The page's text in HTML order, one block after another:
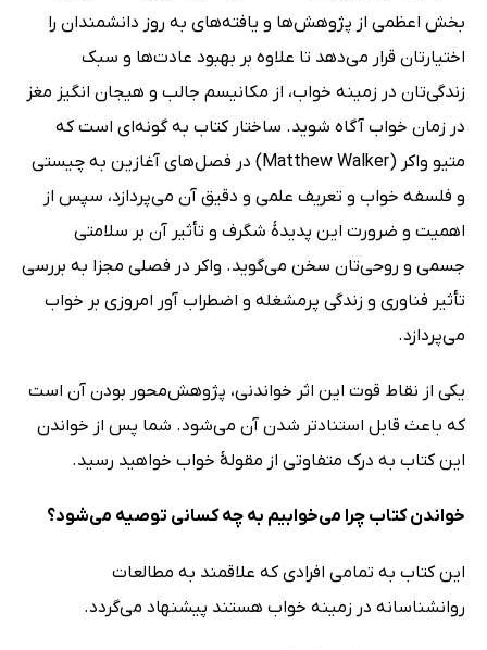
بخش اعظمی از پژوهش‌ها و یافته‌های به روز دانشمندان را
اختیارتان قرار می‌دهد تا علاوه بر بهبود عادت‌ها و سبک
زندگی‌تان در زمینه خواب، از مکانیسم جالب و هیجان انگیز مغز
در زمان خواب آگاه شوید. ساختار کتاب به گونه‌ای است که
متیو واکر (Matthew Walker) در فصل‌های آغازین به چیستی
و فلسفه خواب و تعریف علمی و دقیق آن می‌پردازد، سپس از
اهمیت و ضرورت این پدیدۀ شگرف و تأثیر آن بر سلامتی
جسمی و روحی‌تان سخن می‌گوید. واکر در فصلی مجزا به بررسی
تأثیر فناوری و زندگی پرمشغله و اضطراب آور امروزی بر خواب
می‌پردازد.
یکی از نقاط قوت این اثر خواندنی، پژوهش‌محور بودن آن است
که باعث قابل استنادتر شدن آن می‌شود. شما پس از خواندن
این کتاب به درک متفاوتی از مقولۀ خواب خواهید رسید.
خواندن کتاب چرا می‌خوابیم به چه کسانی توصیه می‌شود؟
این کتاب به تمامی افرادی که علاقمند به مطالعات
روانشناسانه در زمینه خواب هستند پیشنهاد می‌گردد.